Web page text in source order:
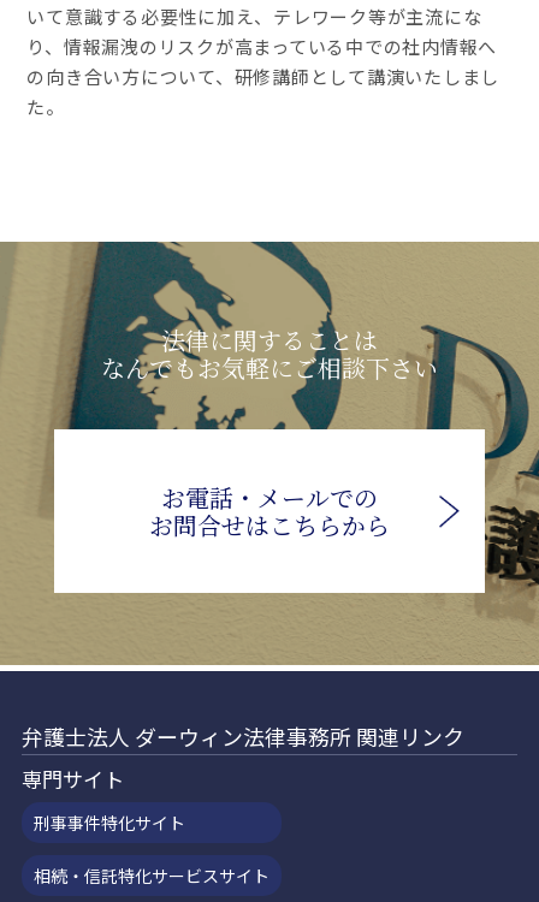
いて意識する必要性に加え、テレワーク等が主流にな
り、情報漏洩のリスクが高まっている中での社内情報へ
の向き合い方について、研修講師として講演いたしまし
た。
法律に関することは
なんでもお気軽にご相談下さい
お電話・メールでの
お問合せはこちらから
弁護士法人 ダーウィン法律事務所 関連リンク
専門サイト
刑事事件特化サイト
相続・信託特化サービスサイト